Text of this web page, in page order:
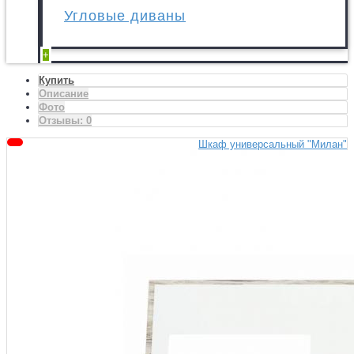
Угловые диваны
+
Купить
Описание
Фото
Отзывы: 0
Шкаф универсальный "Милан"